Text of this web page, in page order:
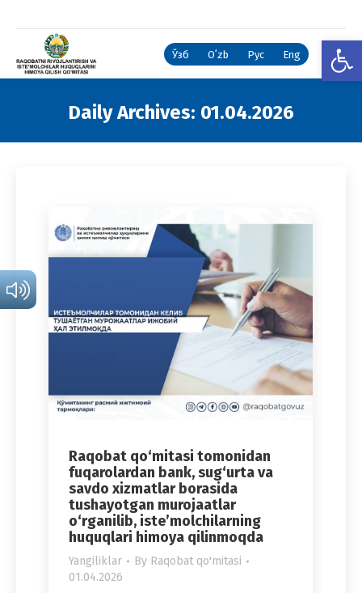
Ўзб Oʻzb Рус Eng
Daily Archives: 01.04.2026
Raqobat qo‘mitasi tomonidan
fuqarolardan bank, sug‘urta va
savdo xizmatlar borasida
tushayotgan murojaatlar
o‘rganilib, iste’molchilarning
huquqlari himoya qilinmoqda
Yangiliklar By Raqobat qo'mitasi
01.04.2026